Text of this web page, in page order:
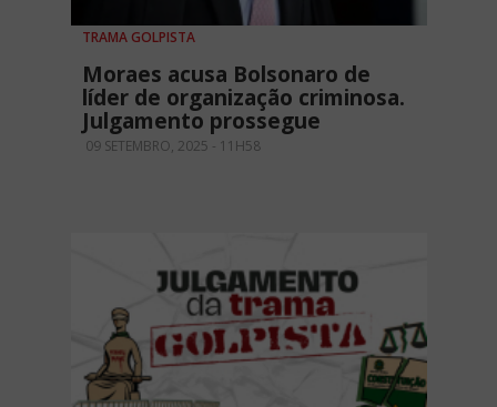
TRAMA GOLPISTA
Moraes acusa Bolsonaro de
líder de organização criminosa.
Julgamento prossegue
09 SETEMBRO, 2025 - 11H58